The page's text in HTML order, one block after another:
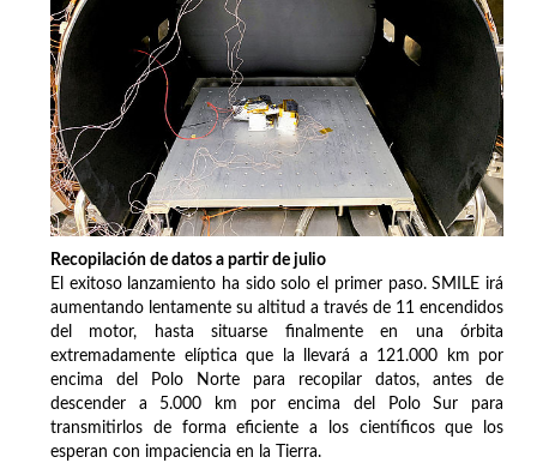
Recopilación de datos a partir de julio
El exitoso lanzamiento ha sido solo el primer paso. SMILE irá
aumentando lentamente su altitud a través de 11 encendidos
del motor, hasta situarse finalmente en una órbita
extremadamente elíptica que la llevará a 121.000 km por
encima del Polo Norte para recopilar datos, antes de
descender a 5.000 km por encima del Polo Sur para
transmitirlos de forma eficiente a los científicos que los
esperan con impaciencia en la Tierra.